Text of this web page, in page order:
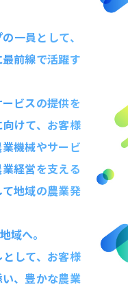
一員として、
前線で活躍す
ビスの提供を
けて、 お客様
機械やサービ
経営を支える
て地域の農業発
域へ。
して、お客様
、 豊かな農業